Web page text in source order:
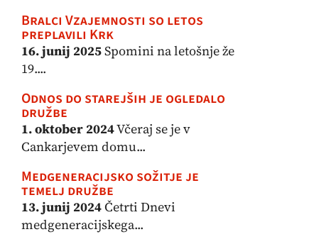
Bralci Vzajemnosti so letos
preplavili Krk
16. junij 2025Spomini na letošnje že
19....
Odnos do starejših je ogledalo
družbe
1. oktober 2024Včeraj se je v
Cankarjevem domu...
Medgeneracijsko sožitje je
temelj družbe
13. junij 2024Četrti Dnevi
medgeneracijskega...